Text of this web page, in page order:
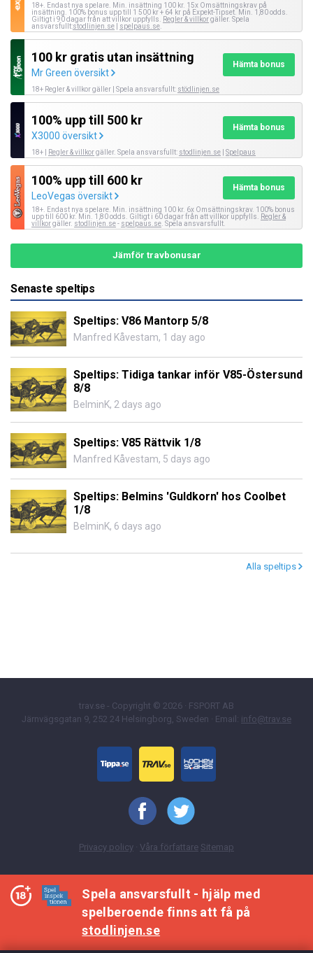
18+. Endast nya spelare. Min. insättning 100 kr. 15x Omsättningskrav på
insättning. 100% bonus upp till 1 500 kr + 64 kr på Expekt-Tipset. Min. 1,80 odds.
Giltigt i 90 dagar från att villkor uppfylls.
Regler & villkorgäller. Spela
ansvarsfullt:stodlinjen.se spelpaus.se
100 kr gratis utan insättning
Mr Green översikt
Hämta bonus
18+ Regler & villkor gäller | Spela ansvarsfullt: stödlinjen.se
100% upp till 500 kr
X3000 översikt
Hämta bonus
18+ | Regler & villkorgäller. Spela ansvarsfullt: stodlinjen.se Spelpaus
100% upp till 600 kr
LeoVegas översikt
Hämta bonus
18+. Endast nya spelare. Min. insättning 100 kr. 6x Omsättningskrav. 100% bonus
upp till 600 kr. Min. 1,80 odds. Giltigt i 60 dagar från att villkor uppfylls.
Regler &
villkorgäller. stodlinjen.se- spelpaus.se . Spela ansvarsfullt.
Jämför travbonusar
Senaste speltips
Speltips: V86 Mantorp 5/8
Manfred Kåvestam, 1 day ago
Speltips: Tidiga tankar inför V85-Östersund
8/8
BelminK, 2 days ago
Speltips: V85 Rättvik 1/8
Manfred Kåvestam, 5 days ago
Speltips: Belmins 'Guldkorn' hos Coolbet
1/8
BelminK, 6 days ago
Alla speltips
trav.se - Copyright © 2026 · FSPORT AB
Järnvägsgatan 9, 252 24 Helsingborg, Sweden · Email: info@trav.se
Privacy policy · Våra författare Sitemap
Spela ansvarsfullt - hjälp med
spelberoende finns att få på
stodlinjen.se